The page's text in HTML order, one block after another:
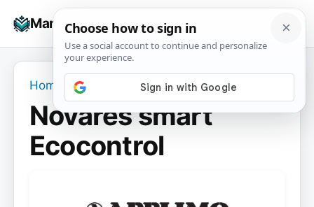
Manuals+
☰
Home Novares smart Ecocontrol
Novares smart
Ecocontrol